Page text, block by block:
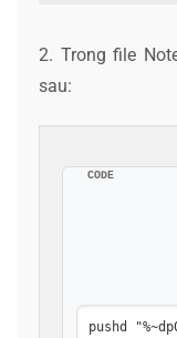
2. Trong file
sau:
CODE
pushd